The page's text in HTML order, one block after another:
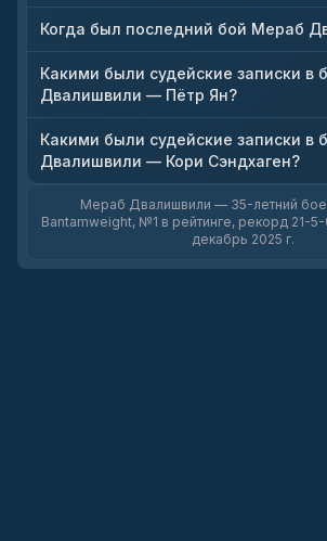
Когда был последний бой Мераб
Какими были судейские записки в
Двалишвили — Пётр Ян?
Какими были судейские записки в
Двалишвили — Кори Сэндхаген?
Мераб Двалишвили — 35-летний
Bantamweight, №1 в рейтинге, рекорд 21-
декабрь 2025 г.